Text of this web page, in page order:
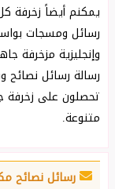
يمكنم أيضاً زخرفة
رسائل ومسجات
وإنجليزية مزخرفة
رسالة رسائل
تحصلون على زخرفة
متنوعة.
رسائل نصائح